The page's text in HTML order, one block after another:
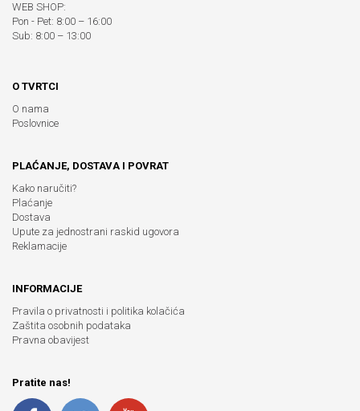
WEB SHOP:
Pon - Pet: 8:00 – 16:00
Sub: 8:00 – 13:00
O TVRTCI
O nama
Poslovnice
PLAĆANJE, DOSTAVA I POVRAT
Kako naručiti?
Plaćanje
Dostava
Upute za jednostrani raskid ugovora
Reklamacije
INFORMACIJE
Pravila o privatnosti i politika kolačića
Zaštita osobnih podataka
Pravna obavijest
Pratite nas!